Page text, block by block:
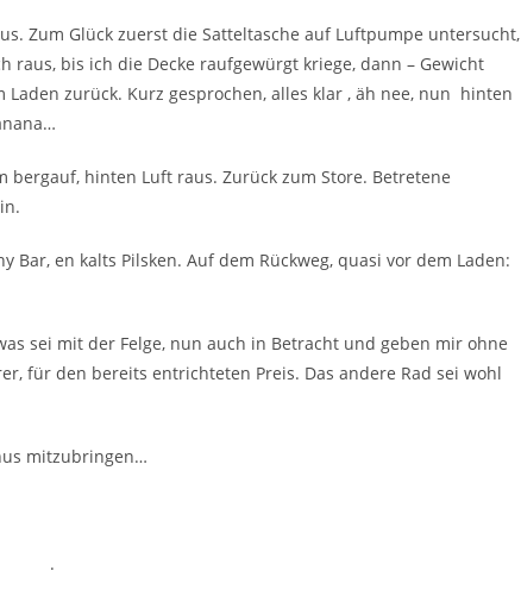
Zum Glück zuerst die Satteltasche auf Luftpumpe untersucht,
raus, bis ich die Decke raufgewürgt kriege, dann – Gewicht
zurück. Kurz gesprochen, alles klar , äh nee, nun hinten
bergauf, hinten Luft raus. Zurück zum Store. Betretene
en kalts Pilsken. Auf dem Rückweg, quasi vor dem Laden:
sei mit der Felge, nun auch in Betracht und geben mir ohne
für den bereits entrichteten Preis. Das andere Rad sei wohl
mitzubringen…
.